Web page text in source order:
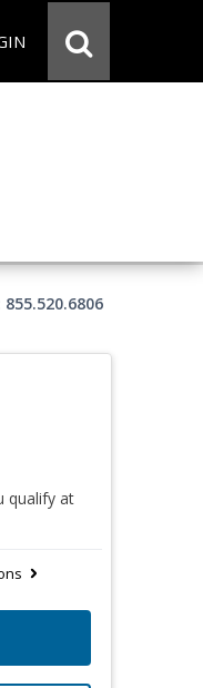
855.520.6806
qualify at